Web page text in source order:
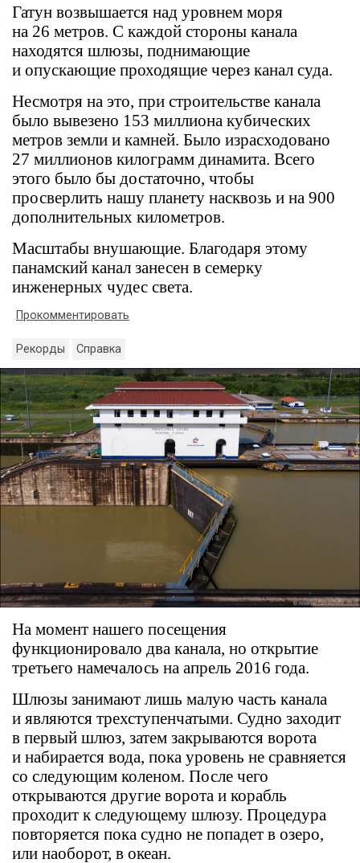
Гатун возвышается над уровнем моря
на 26 метров. С каждой стороны канала
находятся шлюзы, поднимающие
и опускающие проходящие через канал суда.
Несмотря на это, при строительстве канала
было вывезено 153 миллиона кубических
метров земли и камней. Было израсходовано
27 миллионов килограмм динамита. Всего
этого было бы достаточно, чтобы
просверлить нашу планету насквозь и на 900
дополнительных километров.
Масштабы внушающие. Благодаря этому
панамский канал занесен в семерку
инженерных чудес света.
Прокомментировать
Рекорды Справка
На момент нашего посещения
функционировало два канала, но открытие
третьего намечалось на апрель 2016 года.
Шлюзы занимают лишь малую часть канала
и являются трехступенчатыми. Судно заходит
в первый шлюз, затем закрываются ворота
и набирается вода, пока уровень не сравняется
со следующим коленом. После чего
открываются другие ворота и корабль
проходит к следующему шлюзу. Процедура
повторяется пока судно не попадет в озеро,
или наоборот, в океан.